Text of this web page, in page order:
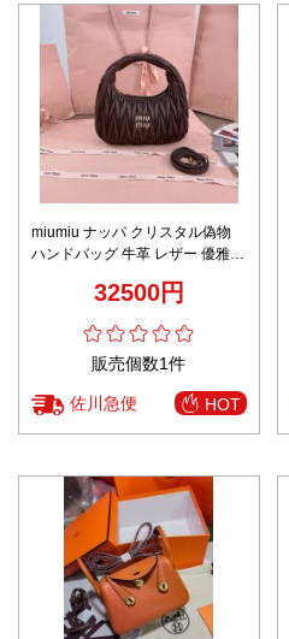
miumiu ナッパ クリスタル偽物
ハンドバッグ 牛革 レザー 優雅
32500円
販売個数1件
佐川急便 HOT